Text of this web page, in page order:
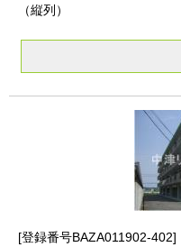
（縦列）
登録番号BAZA011902-402